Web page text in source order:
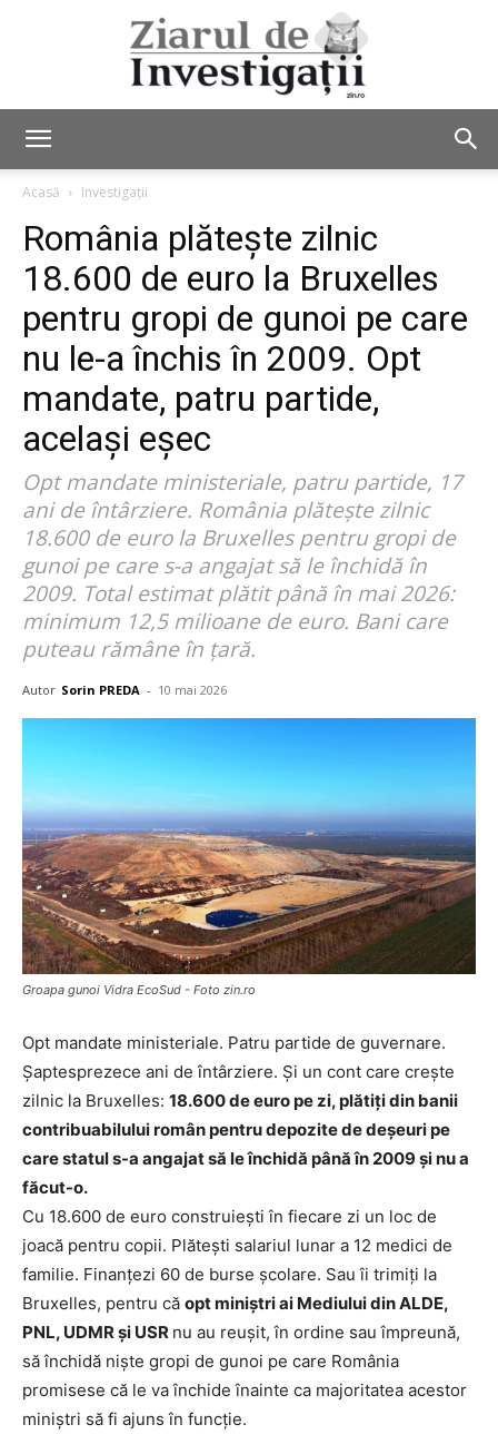
de
Investigații
Acasă Investigații
România plătește zilnic
18.600 de euro la Bruxelles
pentru gropi de gunoi pe care
nu le-a închis în 2009. Opt
mandate, patru partide,
același eșec
Opt mandate ministeriale, patru partide, 17
ani de întârziere. România plătește zilnic
18.600 de euro la Bruxelles pentru gropi de
gunoi pe care s-a angajat să le închidă în
2009. Total estimat plătit până în mai 2026:
minimum 12,5 milioane de euro. Bani care
puteau rămâne în țară.
Autor Sorin PREDA - 10 mai 2026
Groapa gunoi Vidra EcoSud - Foto zin.ro
Opt mandate ministeriale. Patru partide de guvernare.
Șaptesprezece ani de întârziere. Și un cont care crește
zilnic la Bruxelles: 18.600 de euro pe zi, plătiți din banii
contribuabilului român pentru depozite de deșeuri pe
care statul s-a angajat să le închidă până în 2009 și nu a
făcut-o.
Cu 18.600 de euro construiești în fiecare zi un loc de
joacă pentru copii. Plătești salariul lunar a 12 medici de
familie. Finanțezi 60 de burse școlare. Sau îi trimiți la
Bruxelles, pentru că opt miniștri ai Mediului din ALDE,
PNL, UDMR și USR nu au reușit, în ordine sau împreună,
să închidă niște gropi de gunoi pe care România
promisese că le va închide înainte ca majoritatea acestor
miniștri să fi ajuns în funcție.